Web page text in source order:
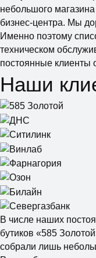
небольшого
бизнес-центра. Мы
Именно поэтому
техническом
постоянные клиенты
Наши
В числе наших
бутиков «585
собрали лишь